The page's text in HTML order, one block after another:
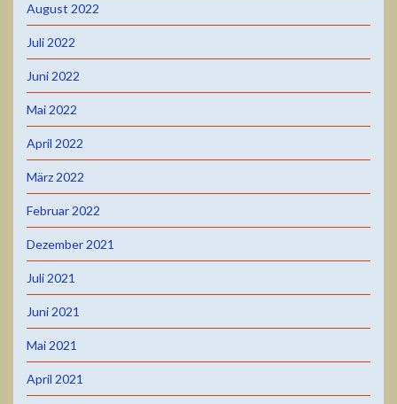
August 2022
Juli 2022
Juni 2022
Mai 2022
April 2022
März 2022
Februar 2022
Dezember 2021
Juli 2021
Juni 2021
Mai 2021
April 2021